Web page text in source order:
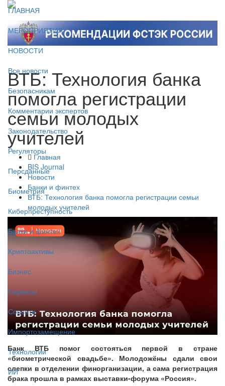
ГЛАВНАЯ
МЕРОПРИЯТИЯ
НОВОСТИ
Все новости
Безопасникам
Комментарии экспертов
Законодательство
Регуляторы
Персданные
Биометрия
Киберпреступность
Банки и финтех
Криптоактивы
Бизнес
Сервисы
Соцсети
Импортозамещение
Технологии
ИИ
ВТБ: Технология банка
помогла регистрации
семьи молодых
учителей
Главная
BIS Journal
Новости
Банки и финтех
ВТБ: Технология банка помогла регистрации семьи
молодых учителей
Банк ВТБ помог состояться первой в стране
«биометрической свадьбе». Молодожёны сдали свои
слепки в отделении финорганизации, а сама регистрация
брака прошла в рамках выставки-форума «Россия».